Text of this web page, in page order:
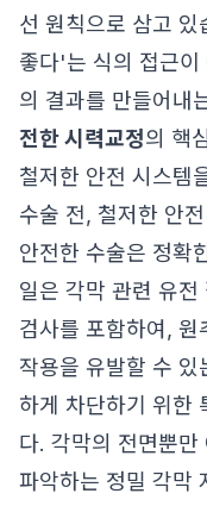
선 원칙으로 삼고 있
좋다'는 식의 접근이
의 결과를 만들어내
전한 시력교정의 핵
철저한 안전 시스템
수술 전, 철저한 안
안전한 수술은 정확
일은 각막 관련 유
검사를 포함하여,
작용을 유발할 수 있
하게 차단하기 위한
다. 각막의 전면뿐만
파악하는 정밀 각막